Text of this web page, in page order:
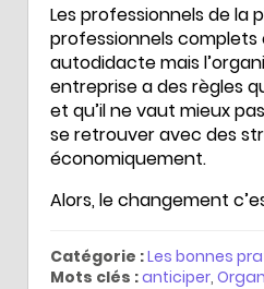
Les professionnels de la
professionnels
autodidacte mais
entreprise a des règles
et qu’il ne vaut mieux
se retrouver avec des
économiquement.
Alors, le changement
Catégorie :Les bonnes
Mots clés :anticiper,